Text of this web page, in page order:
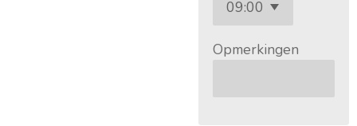
Opmerkingen